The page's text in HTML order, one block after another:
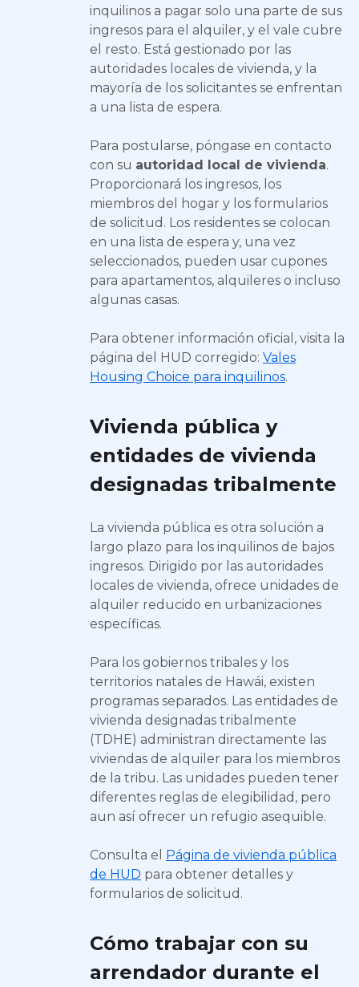
inquilinos a pagar solo una parte de sus
ingresos para el alquiler, y el vale cubre
el resto. Está gestionado por las
autoridades locales de vivienda, y la
mayoría de los solicitantes se enfrentan
a una lista de espera.
Para postularse, póngase en contacto
con su autoridad local de vivienda.
Proporcionará los ingresos, los
miembros del hogar y los formularios
de solicitud. Los residentes se colocan
en una lista de espera y, una vez
seleccionados, pueden usar cupones
para apartamentos, alquileres o incluso
algunas casas.
Para obtener información oficial, visita la
página del HUD corregido: Vales
Housing Choice para inquilinos.
Vivienda pública y
entidades de vivienda
designadas tribalmente
La vivienda pública es otra solución a
largo plazo para los inquilinos de bajos
ingresos. Dirigido por las autoridades
locales de vivienda, ofrece unidades de
alquiler reducido en urbanizaciones
específicas.
Para los gobiernos tribales y los
territorios natales de Hawái, existen
programas separados. Las entidades de
vivienda designadas tribalmente
(TDHE) administran directamente las
viviendas de alquiler para los miembros
de la tribu. Las unidades pueden tener
diferentes reglas de elegibilidad, pero
aun así ofrecer un refugio asequible.
Consulta el Página de vivienda pública
de HUD para obtener detalles y
formularios de solicitud.
Cómo trabajar con su
arrendador durante el